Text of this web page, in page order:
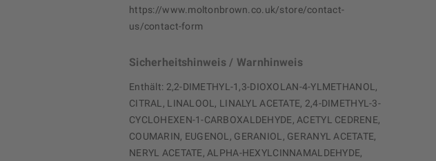
https://www.moltonbrown.co.uk/store/contact-
us/contact-form
Sicherheitshinweis / Warnhinweis
Enthält: 2,2-DIMETHYL-1,3-DIOXOLAN-4-YLMETHANOL,
CITRAL, LINALOOL, LINALYL ACETATE, 2,4-DIMETHYL-3-
CYCLOHEXEN-1-CARBOXALDEHYDE, ACETYL CEDRENE,
COUMARIN, EUGENOL, GERANIOL, GERANYL ACETATE,
NERYL ACETATE, ALPHA-HEXYLCINNAMALDEHYDE,